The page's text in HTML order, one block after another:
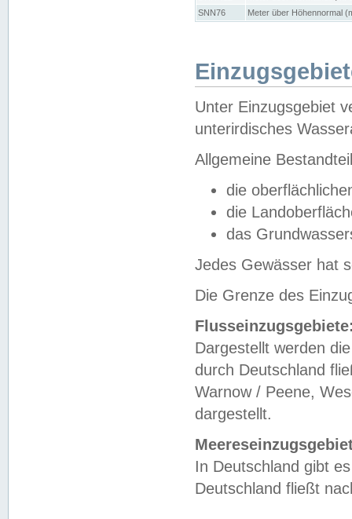
SNN76
Meter über Höhennormal
Unter Einzugsgebiet
unterirdisches
Allgemeine
die
die
das
Jedes Gewässer hat
Die Grenze des
Dargestellt werden
durch Deutschland
Warnow / Peene,
dargestellt.
In Deutschland gibt
Deutschland fließt